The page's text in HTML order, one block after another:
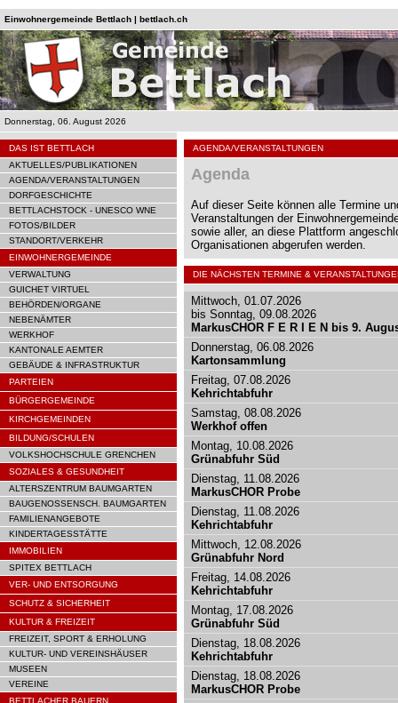
Einwohnergemeinde Bettlach | bettlach.ch
Donnerstag, 06. August 2026
DAS IST BETTLACH
AKTUELLES/PUBLIKATIONEN
AGENDA/VERANSTALTUNGEN
DORFGESCHICHTE
BETTLACHSTOCK - UNESCO WNE
FOTOS/BILDER
STANDORT/VERKEHR
EINWOHNERGEMEINDE
VERWALTUNG
GUICHET VIRTUEL
BEHÖRDEN/ORGANE
NEBENÄMTER
WERKHOF
KANTONALE AEMTER
GEBÄUDE & INFRASTRUKTUR
PARTEIEN
BÜRGERGEMEINDE
KIRCHGEMEINDEN
BILDUNG/SCHULEN
VOLKSHOCHSCHULE GRENCHEN
SOZIALES & GESUNDHEIT
ALTERSZENTRUM BAUMGARTEN
BAUGENOSSENSCH. BAUMGARTEN
FAMILIENANGEBOTE
KINDERTAGESSTÄTTE
IMMOBILIEN
SPITEX BETTLACH
VER- UND ENTSORGUNG
SCHUTZ & SICHERHEIT
KULTUR & FREIZEIT
FREIZEIT, SPORT & ERHOLUNG
KULTUR- UND VEREINSHÄUSER
MUSEEN
VEREINE
BETTLACHER BAUERN
AGENDA/VERANSTALTUNGEN
Agenda
Auf dieser Seite können alle Termine
Veranstaltungen der
sowie aller, an diese Plattform
Organisationen abgerufen werden.
DIE NÄCHSTEN TERMINE &
Mittwoch, 01.07.2026
bis Sonntag, 09.08.2026
MarkusCHOR F E R I E N bis 9.
Donnerstag, 06.08.2026
Kartonsammlung
Freitag, 07.08.2026
Kehrichtabfuhr
Samstag, 08.08.2026
Werkhof offen
Montag, 10.08.2026
Grünabfuhr Süd
Dienstag, 11.08.2026
MarkusCHOR Probe
Dienstag, 11.08.2026
Kehrichtabfuhr
Mittwoch, 12.08.2026
Grünabfuhr Nord
Freitag, 14.08.2026
Kehrichtabfuhr
Montag, 17.08.2026
Grünabfuhr Süd
Dienstag, 18.08.2026
Kehrichtabfuhr
Dienstag, 18.08.2026
MarkusCHOR Probe